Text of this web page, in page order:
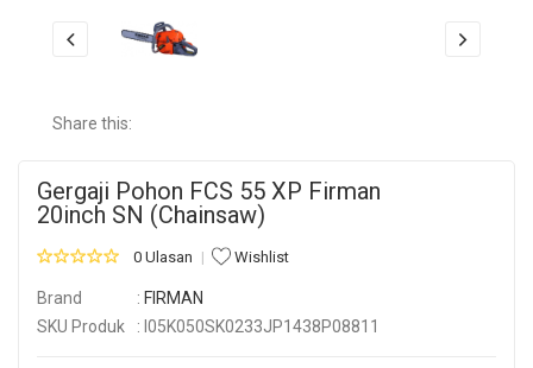
Share this:
Gergaji Pohon FCS 55 XP Firman
20inch SN (Chainsaw)
0 Ulasan Wishlist
Brand : FIRMAN
SKU Produk
: I05K050SK0233JP1438P08811